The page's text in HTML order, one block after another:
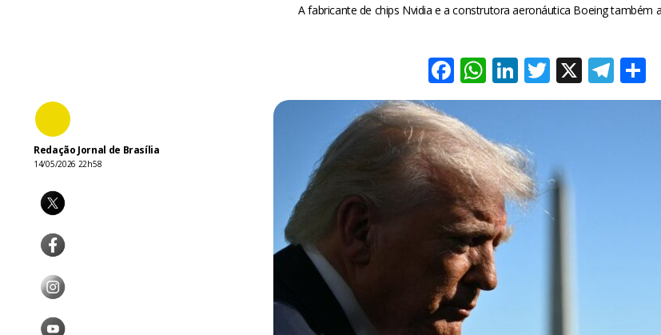
A fabricante de chips Nvidia e a construtora aeronáutica Boeing também
Facebook
WhatsApp
LinkedIn
Twitter
X
Redação Jornal de Brasília
14/05/2026 22h58